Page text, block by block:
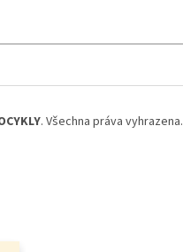
. Všechna práva vyhrazena.